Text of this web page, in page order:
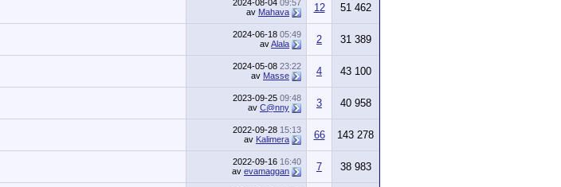
2024-08-04 09:57
av Mahava 12 51 462
2024-06-18 05:49
avAlala 2 31 389
2024-05-08 23:22
av Masse 4 43 100
2023-09-25 09:48
av C@nny 3 40 958
2022-09-28 15:13
av Kalimera 66 143 278
2022-09-16 16:40
av evamaggan 7 38 983